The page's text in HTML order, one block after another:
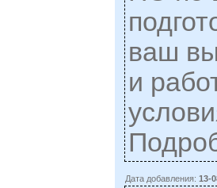
ваш
и
Дата добавления: 13-